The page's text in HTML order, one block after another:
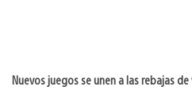
Nuevos juegos se unen a las rebajas